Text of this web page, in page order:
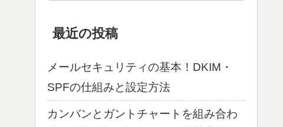
最近の投稿
メールセキュリティの基本！DKIM・
SPFの仕組みと設定方法
カンバンとガントチャートを組み合わ